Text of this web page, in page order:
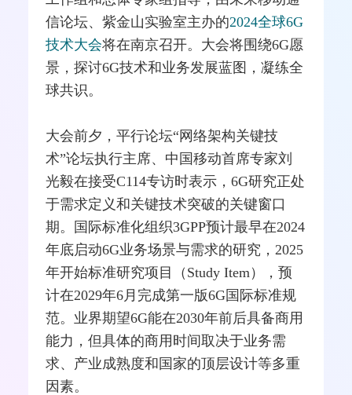
信论坛、紫金山实验室主办的2024全球6G
技术大会将在南京召开。大会将围绕6G愿
景，探讨6G技术和业务发展蓝图，凝练全
球共识。
大会前夕，平行论坛“网络架构关键技
术”论坛执行主席、 中国移动首席专家刘
光毅在接受C114专访时表示，6G研究正处
于需求定义和关键技术突破的关键窗口
期。 国际标准化组织3GPP预计最早在2024
年底启动6G业务场景与需求的研究，2025
年开始标准研究项目（Study Item），预
计在2029年6月完成第一版6G国际标准规
范。业界期望6G能在2030年前后具备商用
能力，但具体的商用时间取决于业务需
求、产业成熟度和国家的顶层设计等多重
因素。